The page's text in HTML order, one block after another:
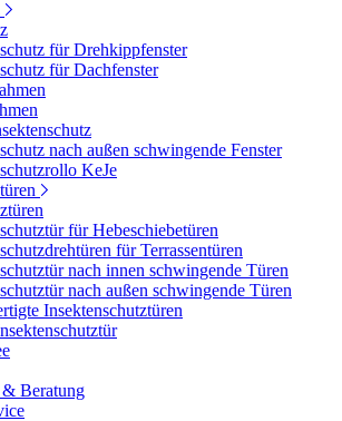
für Drehkippfenster
für Dachfenster
nach außen schwingende Fenster
KeJe
für Hebeschiebetüren
für Terrassentüren
nach innen schwingende Türen
nach außen schwingende Türen
Insektenschutztüren
Beratung